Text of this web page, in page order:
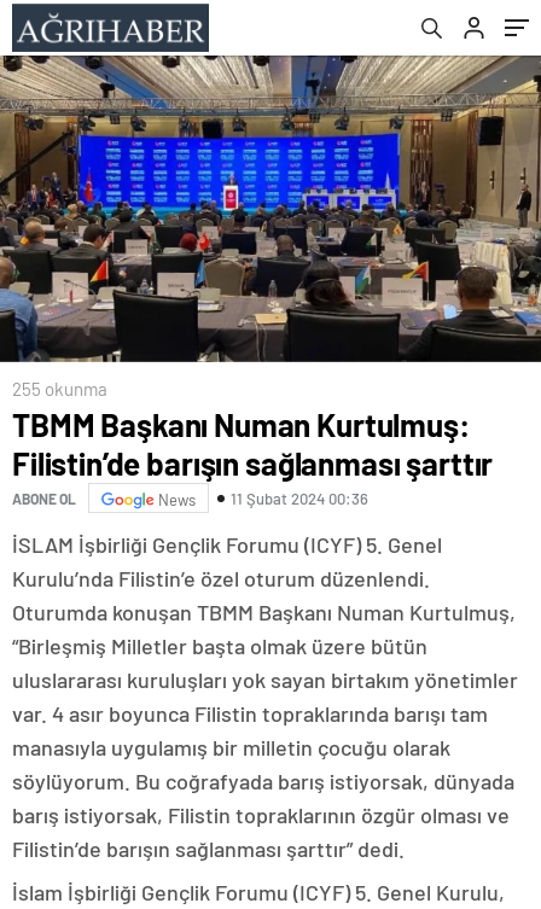
255 okunma
TBMM Başkanı Numan Kurtulmuş:
Filistin’de barışın sağlanması şarttır
ABONE OL News 11 Şubat 2024 00:36
İSLAM İşbirliği Gençlik Forumu (ICYF) 5. Genel
Kurulu’nda Filistin’e özel oturum düzenlendi.
Oturumda konuşan TBMM Başkanı Numan Kurtulmuş,
“Birleşmiş Milletler başta olmak üzere bütün
uluslararası kuruluşları yok sayan birtakım yönetimler
var. 4 asır boyunca Filistin topraklarında barışı tam
manasıyla uygulamış bir milletin çocuğu olarak
söylüyorum. Bu coğrafyada barış istiyorsak, dünyada
barış istiyorsak, Filistin topraklarının özgür olması ve
Filistin’de barışın sağlanması şarttır” dedi.
İslam İşbirliği Gençlik Forumu (ICYF) 5. Genel Kurulu,